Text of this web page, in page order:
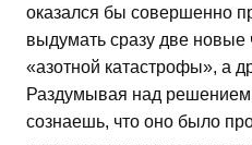
оказался бы совершенно
выдумать сразу две
«азотной катастрофы», а
Раздумывая над
сознаешь, что оно было